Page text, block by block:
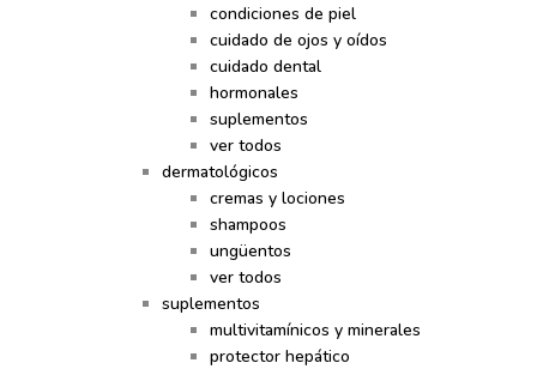
condiciones de piel
cuidado de ojos y oídos
cuidado dental
hormonales
suplementos
ver todos
dermatológicos
cremas y lociones
shampoos
ungüentos
ver todos
suplementos
multivitamínicos y minerales
protector hepático